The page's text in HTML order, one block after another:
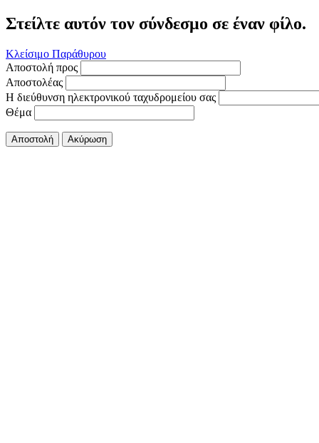
Στείλτε αυτόν τον σύνδεσμο σε έναν φίλο.
Κλείσιμο Παράθυρου
Αποστολή προς
Αποστολέας
Η διεύθυνση ηλεκτρονικού ταχυδρομείου σας
Θέμα
Αποστολή Ακύρωση